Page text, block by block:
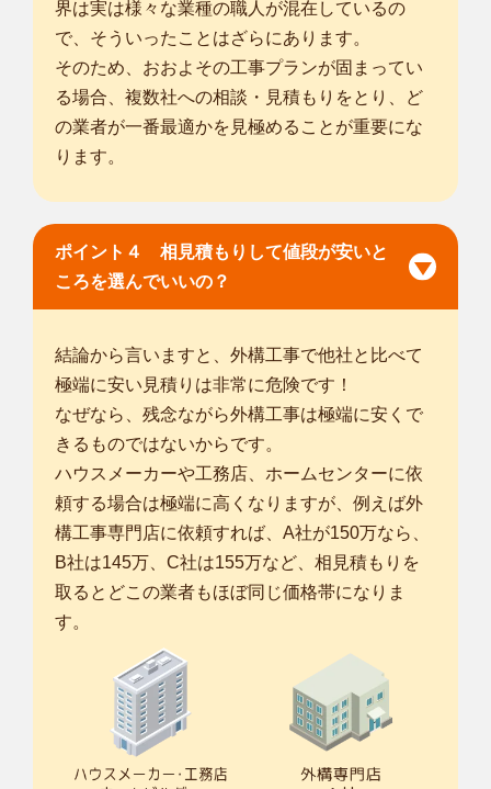
界は実は様々な業種の職人が混在しているの
で、そういったことはざらにあります。
そのため、おおよその工事プランが固まってい
る場合、複数社への相談・見積もりをとり、ど
の業者が一番最適かを見極めることが重要にな
ります。
ポイント４ 相見積もりして値段が安いと
ころを選んでいいの？
結論から言いますと、外構工事で他社と比べて
極端に安い見積りは非常に危険です！
なぜなら、残念ながら外構工事は極端に安くで
きるものではないからです。
ハウスメーカーや工務店、ホームセンターに依
頼する場合は極端に高くなりますが、例えば外
構工事専門店に依頼すれば、A社が150万なら、
B社は145万、C社は155万など、相見積もりを
取るとどこの業者もほぼ同じ価格帯になりま
す。